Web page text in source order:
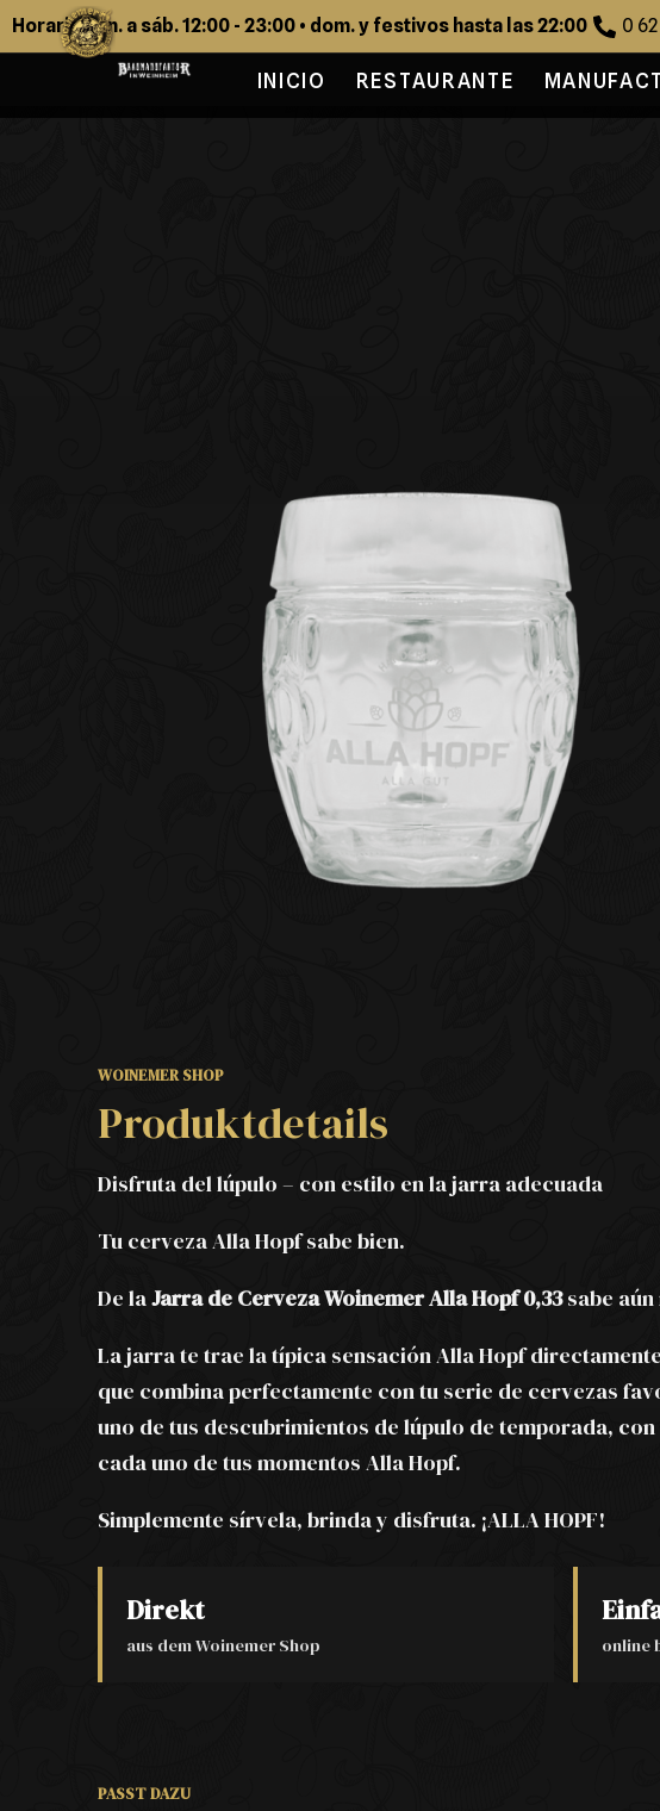
Horario: lun. a sáb. 12:00 - 23:00 • dom. y festivos hasta las 22:00 0 62
INICIO RESTAURANTE
WOINEMER SHOP
Produktdetails
Disfruta del lúpulo – con estilo en la jarra adecuada
Tu cerveza Alla Hopf sabe bien.
De laJarra de Cerveza Woinemer Alla Hopf 0,33sabe aún
La jarra te trae la típica sensación Alla Hopf
que combina perfectamente con tu serie de cervezas
uno de tus descubrimientos de lúpulo de temporada,
cada uno de tus momentos Alla Hopf.
Simplemente sírvela, brinda y disfruta. ¡ALLA HOPF!
Direkt
aus dem Woinemer Shop online
PASST DAZU